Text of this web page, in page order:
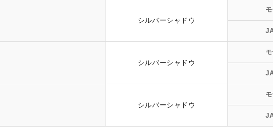
シルバーシャドウ
シルバーシャドウ
シルバーシャドウ